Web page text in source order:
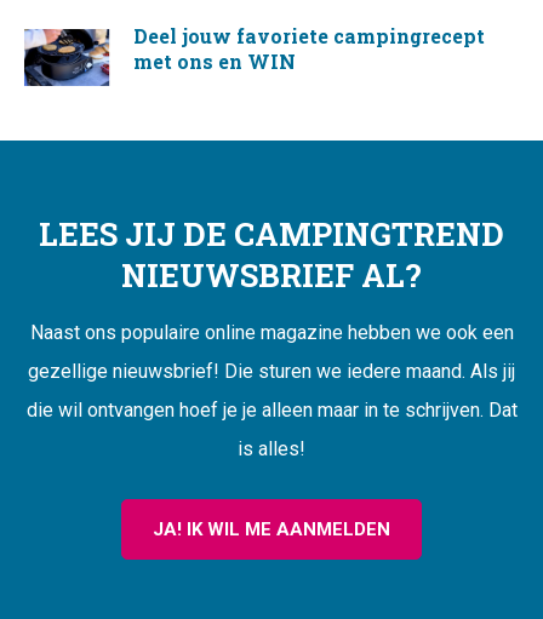
Deel jouw favoriete campingrecept
met ons en WIN
LEES JIJ DE CAMPINGTREND
NIEUWSBRIEF AL?
Naast ons populaire online magazine hebben we ook een
gezellige nieuwsbrief! Die sturen we iedere maand. Als jij
die wil ontvangen hoef je je alleen maar in te schrijven. Dat
is alles!
JA! IK WIL ME AANMELDEN